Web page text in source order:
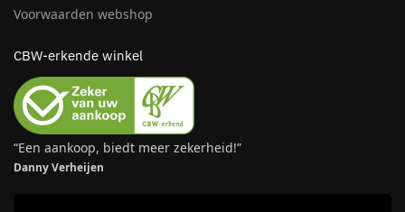
Voorwaarden webshop
CBW-erkende winkel
“Een aankoop, biedt meer zekerheid!”
Danny Verheijen